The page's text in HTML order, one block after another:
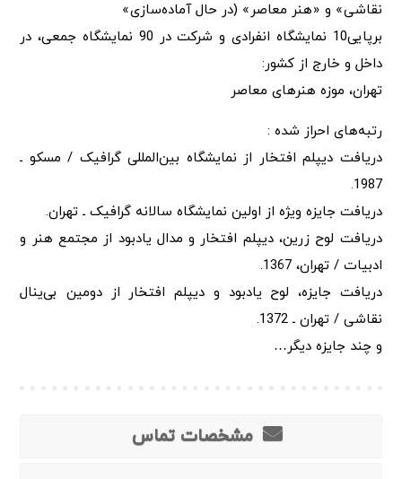
نقاشی» و «هنر معاصر» (در حال آماده‌سازی»
برپایی10 نمایشگاه انفرادی و شرکت در 90 نمایشگاه جمعی، در
داخل و خارج از کشور:
تهران، موزه هنرهای معاصر
رتبه‌های احراز شده :
دریافت دیپلم افتخار از نمایشگاه بین‌المللی گرافیک / مسکو ـ
1987.
دریافت جایزه ویژه از اولین نمایشگاه سالانه گرافیک ـ تهران.
دریافت لوح زرین، دیپلم افتخار و مدال یادبود از مجتمع هنر و
ادبیات / تهران، 1367.
دریافت جایزه، لوح یادبود و دیپلم افتخار از دومین بی‌ینال
نقاشی / تهران ـ 1372.
و چند جایزه دیگر…
مشخصات تماس